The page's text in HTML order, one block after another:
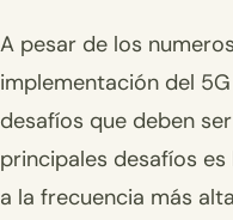
A pesar de los
implementación del
desafíos que deben
principales desafíos
a la frecuencia más